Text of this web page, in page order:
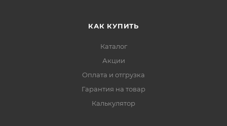
КАК КУПИТЬ
Каталог
Акции
Оплата и отгрузка
Гарантия на товар
Калькулятор